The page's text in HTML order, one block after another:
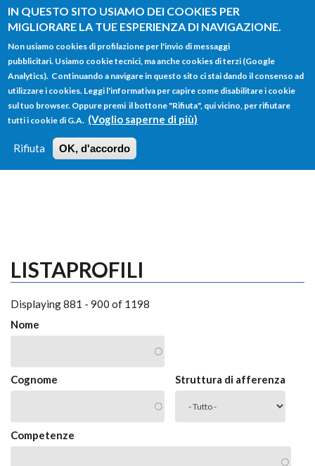
IN QUESTO SITO USIAMO DEI COOKIES PER
MIGLIORARE LA TUE ESPERIENZA DI NAVIGAZIONE.
Non usiamo cookies di profilazione per l'invio di messaggi
pubblicitari. Usiamo cookie tecnici, ma anche cookies di terzi (Google
Analytics). Continuando a navigare in questo sito ci stai dando il consenso ad
utilizzare i cookies. Leggi l'informativa per capire come disabilitare i cookie
sul tuo browser. Oppure premi il bottone "Rifiuta", qui vicino, per rifiutare
tutti i cookie di G.A. (Voglio saperne di più)
Rifiuta OK, d'accordo
Salta al contenuto principale
FORM
DI
RICERCA
Main menu
HOME TUTTI I PROFILI
LOGIN
LISTAPROFILI
Displaying 881 - 900 of 1198
Nome
Cognome Struttura di afferenza
Competenze